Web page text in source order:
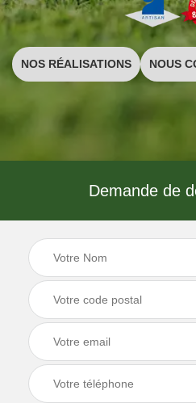
NOS RÉALISATIONS NOUS
Demande de